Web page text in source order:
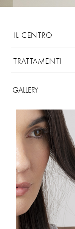
IL CENTRO
TRATTAMENTI
GALLERY